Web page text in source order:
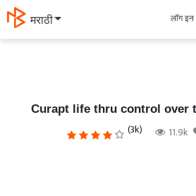
मराठी लॉग इन
Curapt life thru control over
(3k) 11.9k